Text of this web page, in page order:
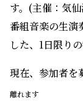
す。(主催：気
番組音楽の生演
した、1日限り
現在、参加者を
離れます